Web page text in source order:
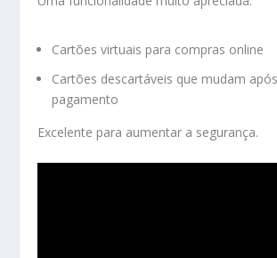
Cartões virtuais para compras online
Cartões descartáveis que mudam
pagamento
Excelente para aumentar a segurança.